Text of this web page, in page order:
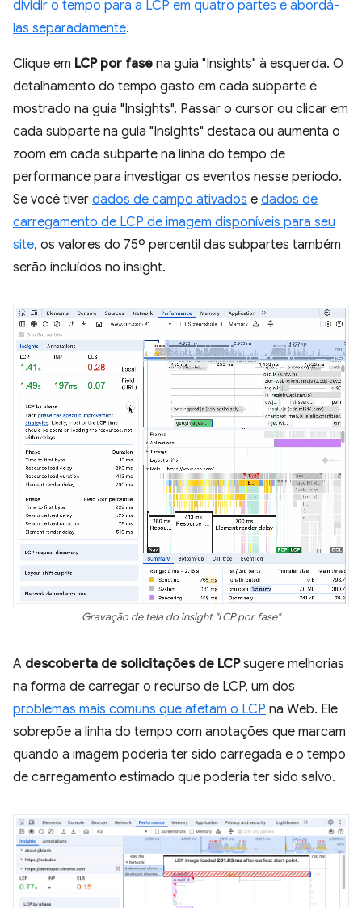
dividir o tempo para a LCP em quatro partes e abordá-
las separadamente.
Clique em LCP por fase na guia "Insights" à esquerda. O
detalhamento do tempo gasto em cada subparte é
mostrado na guia "Insights". Passar o cursor ou clicar em
cada subparte na guia "Insights" destaca ou aumenta o
zoom em cada subparte na linha do tempo de
performance para investigar os eventos nesse período.
Se você tiver dados de campo ativados e dados de
carregamento de LCP de imagem disponíveis para seu
site, os valores do 75º percentil das subpartes também
serão incluídos no insight.
Gravação de tela do insight "LCP por fase"
A descoberta de solicitações de LCPsugere melhorias
na forma de carregar o recurso de LCP, um dos
problemas mais comuns que afetam o LCP na Web. Ele
sobrepõe a linha do tempo com anotações que marcam
quando a imagem poderia ter sido carregada e o tempo
de carregamento estimado que poderia ter sido salvo.